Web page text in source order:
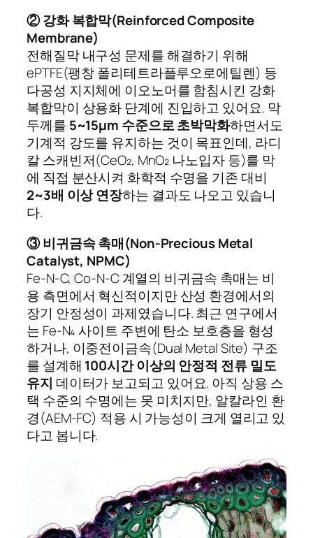
② 강화 복합막(Reinforced Composite
Membrane)
전해질막 내구성 문제를 해결하기 위해
ePTFE(팽창 폴리테트라플루오로에틸렌) 등
다공성 지지체에 이오노머를 함침시킨 강화
복합막이 상용화 단계에 진입하고 있어요. 막
두께를 5~15μm 수준으로 초박막화하면서도
기계적 강도를 유지하는 것이 목표인데, 라디
칼 스캐빈저(CeO₂, MnO₂ 나노입자 등)를 막
에 직접 분산시켜 화학적 수명을 기존 대비
2~3배 이상 연장하는 결과도 나오고 있습니
다.
③ 비귀금속 촉매(Non-Precious Metal
Catalyst, NPMC)
Fe-N-C, Co-N-C 계열의 비귀금속 촉매는 비
용 측면에서 혁신적이지만 산성 환경에서의
장기 안정성이 과제였습니다. 최근 연구에서
는 Fe-N₄ 사이트 주변에 탄소 보호층을 형성
하거나, 이중전이금속(Dual Metal Site) 구조
를 설계해 100시간 이상의 안정적 전류 밀도
유지 데이터가 보고되고 있어요. 아직 상용 스
택 수준의 수명에는 못 미치지만, 알칼라인 환
경(AEM-FC) 적용 시 가능성이 크게 열리고 있
다고 봅니다.